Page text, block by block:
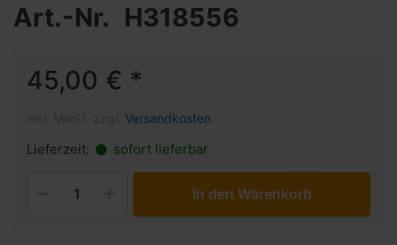
Art.-Nr. H318556
45,00 € *
Versandkosten
Lieferzeit: sofort lieferbar
In den Warenkorb